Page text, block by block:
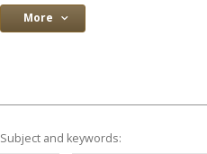
More
Subject and keywords: